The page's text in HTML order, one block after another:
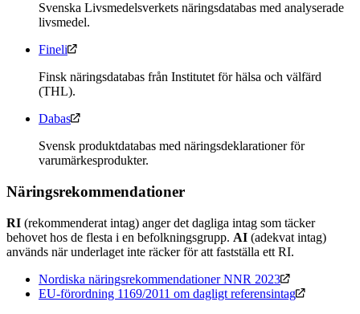
Svenska Livsmedelsverkets näringsdatabas med analyserade
livsmedel.
Fineli
Finsk näringsdatabas från Institutet för hälsa och välfärd
(THL).
Dabas
Svensk produktdatabas med näringsdeklarationer för
varumärkesprodukter.
Näringsrekommendationer
RI (rekommenderat intag) anger det dagliga intag som täcker
behovet hos de flesta i en befolkningsgrupp. AI (adekvat intag)
används när underlaget inte räcker för att fastställa ett RI.
Nordiska näringsrekommendationer NNR 2023
EU-förordning 1169/2011 om dagligt referensintag